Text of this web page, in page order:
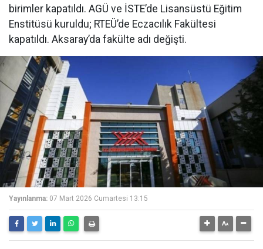
birimler kapatıldı. AGÜ ve İSTE’de Lisansüstü Eğitim
Enstitüsü kuruldu; RTEÜ’de Eczacılık Fakültesi
kapatıldı. Aksaray’da fakülte adı değişti.
Yayınlanma: 07 Mart 2026 Cumartesi 13:15